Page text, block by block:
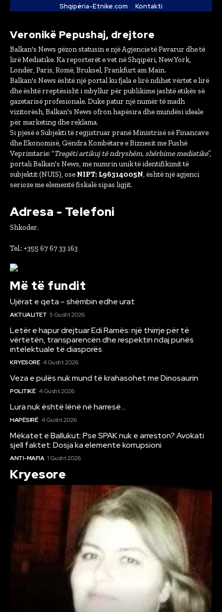
Shqipëria-Etnike.com
Kontakti
Veronikë Pepushaj, drejtore
Balkan's News gëzon statusin e një Agjencie të Pavarur dhe të
lirë Mediatike. Ka reporterët e vet në Shqipëri, New York,
Londër, Paris, Romë, Bruksel, Frankfurt am Main.
Balkan's News është një portal ku fjala e lirë ndihet vërtet e lirë
dhe është rreptësisht i mbyllur për publikime jashtë etikës së
gazetarisë profesionale. Duke patur një numër të madh
vizitorësh, Balkan's News ofron hapësira dhe mundësi ideale
për marketing dhe reklama.
Si pjesë e Subjekti të regjistruar pranë Ministrisë së Financave
dhe Ekonomisë, Qëndra Kombëtare e Biznesit me Fushë
Veprimtarie: “Tregëti artikuj të ndryshëm, shërbime mediatike”,
portali Balkan's News, me numrin unik të identifikimit të
subjektit (NUIS), ose NIPT: L96314005N, është një agjenci
serioze me elementë fiskalë sipas ligjit.
Adresa - Telefoni
Shkoder.
Tel.: +355 67 67 33 163
Më të fundit
Ujërat e qeta – shëmbin edhe urat
AKTUALITET 5 Gusht 2026
Letër e hapur drejtuar Edi Ramës: një thirrje për të
vërtetën, transparencën dhe respektin ndaj punës
intelektuale të diasporës
KRYESORE 4 Gusht 2026
Veza e pulës nuk mund të krahasohet me Dinosaurin
POLITIKË 4 Gusht 2026
Lura nuk është lënë në harresë…
HAPËSIRË 4 Gusht 2026
Mëkatet e Ballukut: Pse SPAK nuk e arreston? Avokati
sjell faktet: Dosja ka elemente korrupsioni
ANTI-MAFIA 1 Gusht 2026
Kryesore